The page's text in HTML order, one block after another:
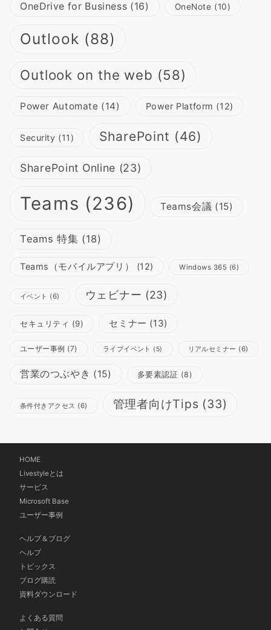
OneDrive for Business (16) OneNote (10)
Outlook (88)
Outlook on the web (58)
Power Automate (14) Power Platform (12)
Security (11) SharePoint (46)
SharePoint Online (23)
Teams (236) Teams会議 (15)
Teams 特集 (18)
Teams（モバイルアプリ） (12) Windows 365 (6)
イベント (6) ウェビナー (23)
セキュリティ (9) セミナー (13)
ユーザー事例 (7) ライブイベント (5) リアルセミナー (6)
営業のつぶやき (15) 多要素認証 (8)
条件付きアクセス (6) 管理者向けTips (33)
HOME
Livestyleとは
サービス
Microsoft Base
ユーザー事例
ヘルプ＆ブログ
ヘルプ
トピックス
ブログ購読
資料ダウンロード
よくある質問